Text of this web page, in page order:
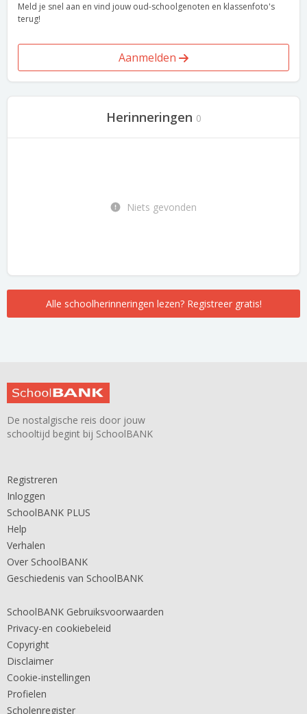
Meld je snel aan en vind jouw oud-schoolgenoten en klassenfoto's
terug!
Aanmelden
Herinneringen 0
Niets gevonden
Alle schoolherinneringen lezen? Registreer gratis!
De nostalgische reis door jouw
schooltijd begint bij SchoolBANK
Registreren
Inloggen
SchoolBANK PLUS
Help
Verhalen
Over SchoolBANK
Geschiedenis van SchoolBANK
SchoolBANK Gebruiksvoorwaarden
Privacy-en cookiebeleid
Copyright
Disclaimer
Cookie-instellingen
Profielen
Scholenregister